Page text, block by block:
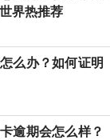
界热推荐
么办？如何证明
逾期会怎么样？